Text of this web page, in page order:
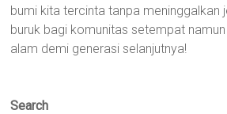
bumi kita tercinta tanpa meninggalkan
buruk bagi komunitas setempat
alam demi generasi selanjutnya!
Search